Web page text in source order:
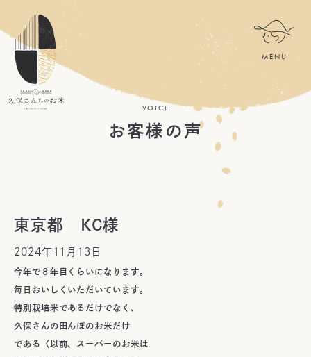
VOICE
お客様の声
東京都 KC様
2024年11月13日
今年で８年目くらいになります。
毎日おいしくいただいています。
特別栽培米であるだけでなく、
久保さんの田んぼのお米だけ
である〈以前、スーパーのお米は